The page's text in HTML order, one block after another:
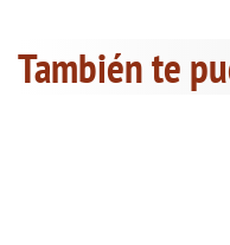
También te